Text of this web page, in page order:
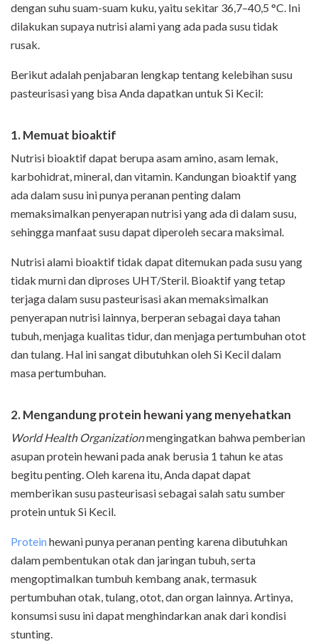
dengan suhu suam-suam kuku, yaitu sekitar 36,7–40,5 °C. Ini
dilakukan supaya nutrisialami yang ada pada susu tidak
rusak.
Berikut adalah penjabaran lengkap tentang kelebihan susu
pasteurisasi yang bisa Anda dapatkan untuk Si Kecil:
1. Memuat bioaktif
Nutrisi bioaktif dapat berupa asam amino, asam lemak,
karbohidrat, mineral, dan vitamin. Kandungan bioaktif yang
ada dalam susu ini punya peranan penting dalam
memaksimalkan penyerapan nutrisi yang ada di dalam susu,
sehingga manfaat susu dapat diperoleh secara maksimal.
Nutrisi alami bioaktif tidak dapat ditemukan pada susu yang
tidak murni dan diproses UHT/Steril. Bioaktif yang tetap
terjaga dalam susu pasteurisasi akan memaksimalkan
penyerapan nutrisi lainnya, berperan sebagai daya tahan
tubuh, menjaga kualitas tidur, dan menjaga pertumbuhan otot
dan tulang. Hal ini sangat dibutuhkan oleh Si Kecil dalam
masa pertumbuhan.
2. Mengandung protein hewani yang menyehatkan
World Health Organizationmengingatkan bahwa pemberian
asupan protein hewani pada anak berusia 1 tahun ke atas
begitu penting.Oleh karena itu, Anda dapat dapat
memberikan susu pasteurisasi sebagai salah satu sumber
protein untuk Si Kecil.
Proteinhewani punya peranan penting karena dibutuhkan
dalam pembentukan otak dan jaringan tubuh, serta
mengoptimalkan tumbuh kembang anak, termasuk
pertumbuhan otak, tulang, otot, dan organ lainnya. Artinya,
konsumsi susu ini dapat menghindarkan anak dari kondisi
stunting.